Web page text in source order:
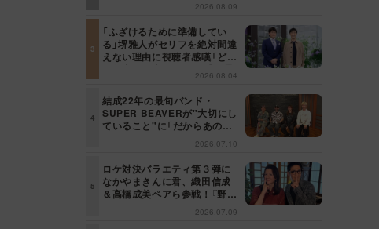
2026.08.09
「ふざけるために準備してい
る」堺雅人がセリフを絶対間違
えない理由に視聴者感嘆「どん
2026.08.04
結成22年の最旬バンド・
SUPER BEAVERが"大切にし
ていること"に「だからあの歌
詞が届けられるんだ」共感の声
2026.07.10
ロケ対決バラエティ第３弾に
なかやまきんに君、織田信成
＆高橋成美ペアら参戦！『野々
村友紀子を黙らせろ！』１２日
2026.07.09